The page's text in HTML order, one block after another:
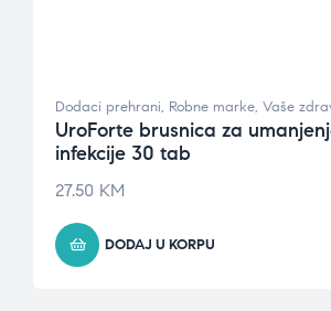
Dodaci prehrani, Robne marke, Vaše
UroForte brusnica za
infekcije 30 tab
27.50 KM
DODAJ U KORPU